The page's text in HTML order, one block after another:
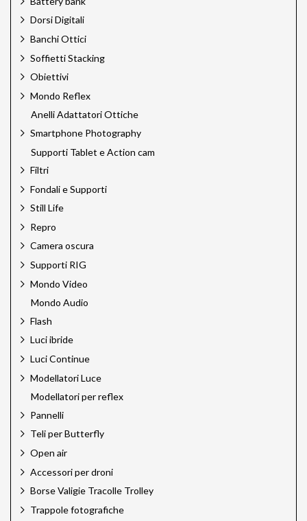
Dorsi Digitali
Banchi Ottici
Soffietti Stacking
Obiettivi
Mondo Reflex
Anelli Adattatori Ottiche
Smartphone Photography
Supporti Tablet e Action cam
Filtri
Fondali e Supporti
Still Life
Repro
Camera oscura
Supporti RIG
Mondo Video
Mondo Audio
Flash
Luci ibride
Luci Continue
Modellatori Luce
Modellatori per reflex
Pannelli
Teli per Butterfly
Open air
Accessori per droni
Borse Valigie Tracolle Trolley
Trappole fotografiche